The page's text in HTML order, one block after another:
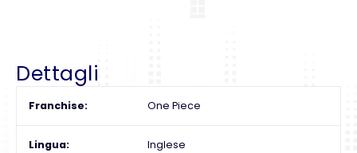
Dettagli
Franchise One Piece
Lingua Inglese